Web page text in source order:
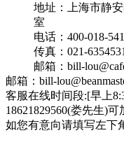
地址：上海市静
室
电话：400-018-
传真：021-
邮箱：bill-
邮箱：bill-
客服在线时间段:[早上
18621829560(娄先生)
如您有意向请填写左下